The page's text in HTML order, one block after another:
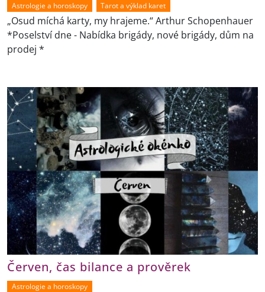
Astrologie a horoskopy Tarot a výklad karet
„Osud míchá karty, my hrajeme.“ Arthur Schopenhauer
*Poselství dne - Nabídka brigády, nové brigády, dům na
prodej *
Červen, čas bilance a prověrek
Astrologie a horoskopy